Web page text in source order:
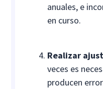
anuales, e
en curso.
Realizar
veces es
producen